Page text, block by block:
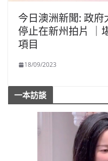
今日澳洲新聞: 政
停止在新州拍片 ｜
項目
18/09/2023
一本訪談